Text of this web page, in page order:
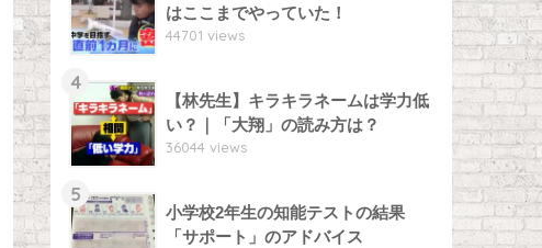
はここまでやっていた！
44701 views
4
【林先生】キラキラネームは学力低
い？｜「大翔」の読み方は？
36044 views
5
小学校2年生の知能テストの結果
「サポート」のアドバイス